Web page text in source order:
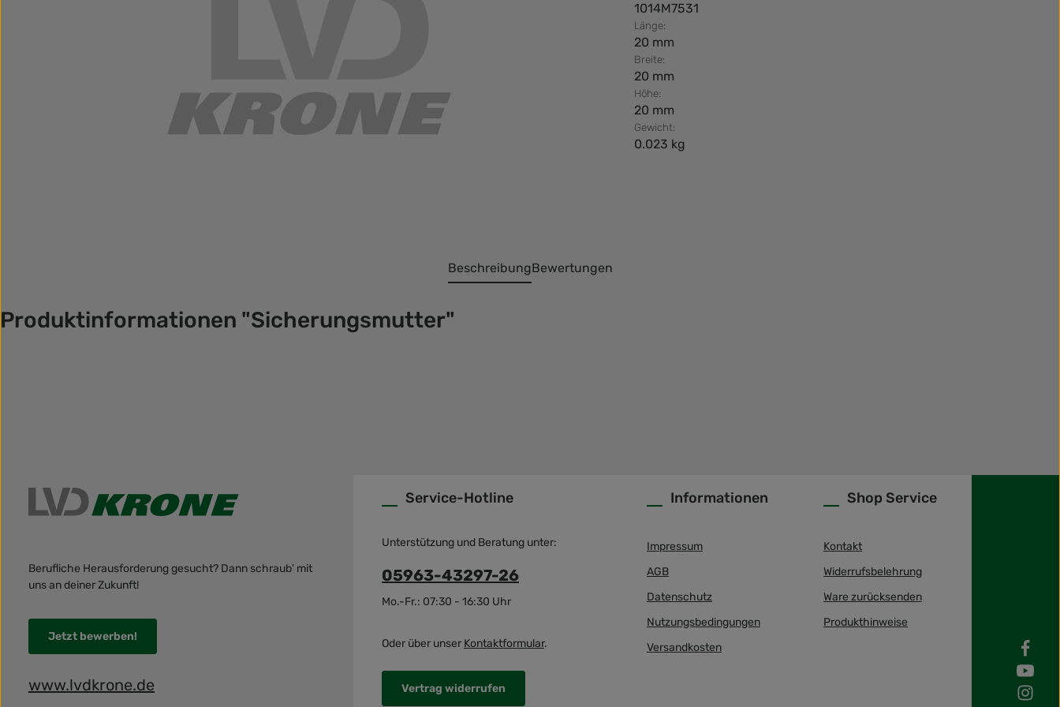
1014M7531
Länge:
20 mm
Breite:
20 mm
Höhe:
20 mm
Gewicht:
0.023 kg
BeschreibungBewertungen
Produktinformationen "Sicherungsmutter"
Berufliche Herausforderung gesucht? Dann schraub' mit
uns an deiner Zukunft!
Jetzt bewerben!
www.lvdkrone.de
Service-Hotline
Unterstützung und Beratung unter:
05963-43297-26
Mo.-Fr.: 07:30 - 16:30 Uhr
Oder über unser Kontaktformular.
Vertrag widerrufen
Informationen
Impressum
AGB
Datenschutz
Nutzungsbedingungen
Versandkosten
Shop Service
Kontakt
Widerrufsbelehrung
Ware zurücksenden
Produkthinweise